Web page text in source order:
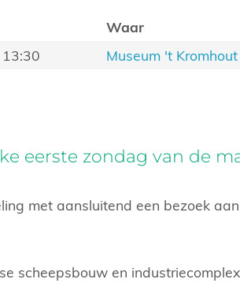
Waar
Museum 't Kromhout
eerste zondag van de
met aansluitend een bezoek aan
scheepsbouw en